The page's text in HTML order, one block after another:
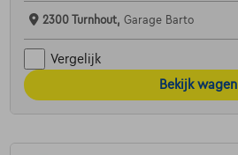
2300 Turnhout, Garage Barto
Vergelijk
Bekijk wagen